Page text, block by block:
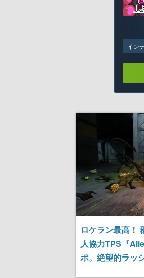
イン
ロケラン最高！
人協力TPS『
ポ。絶望的ラッ
友とアツすぎ